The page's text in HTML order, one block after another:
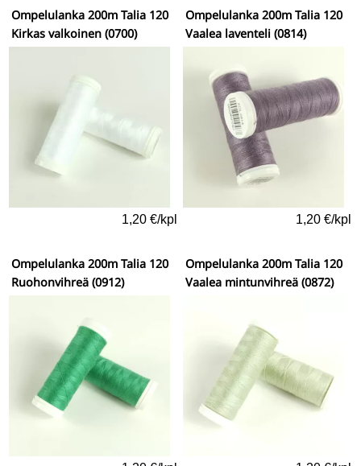
Ompelulanka 200m Talia 120
Kirkas valkoinen (0700)
1,20 €/kpl
Ompelulanka 200m Talia 120
Vaalea laventeli (0814)
1,20 €/kpl
Ompelulanka 200m Talia 120
Ruohonvihreä (0912)
Ompelulanka 200m Talia 120
Vaalea mintunvihreä (0872)